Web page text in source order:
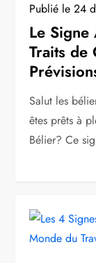
Publié le24
Le
Traits de
Salut les
êtes prêts à
Bélier? Ce